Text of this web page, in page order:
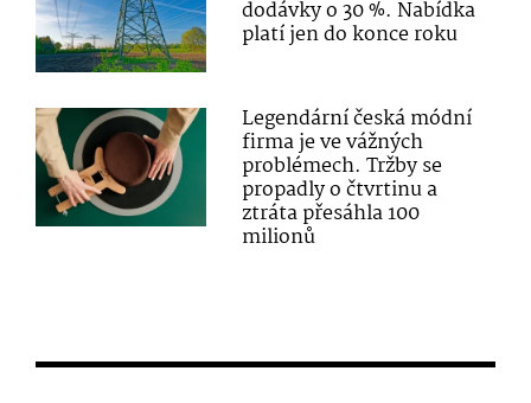
dodávky o 30 %. Nabídka
platí jen do konce roku
Legendární česká módní
firma je ve vážných
problémech. Tržby se
propadly o čtvrtinu a
ztráta přesáhla 100
milionů